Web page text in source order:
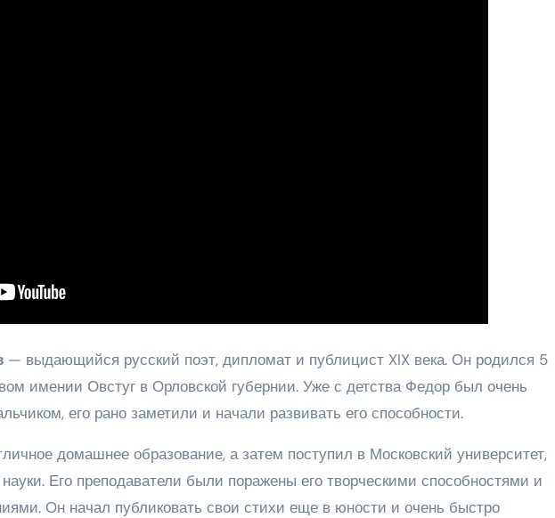
— выдающийся русский поэт, дипломат и публицист XIX века. Он родился 5
имении Овстуг в Орловской губернии. Уже с детства Федор был очень
его рано заметили и начали развивать его способности.
домашнее образование, а затем поступил в Московский университет,
Его преподаватели были поражены его творческими способностями и
Он начал публиковать свои стихи еще в юности и очень быстро